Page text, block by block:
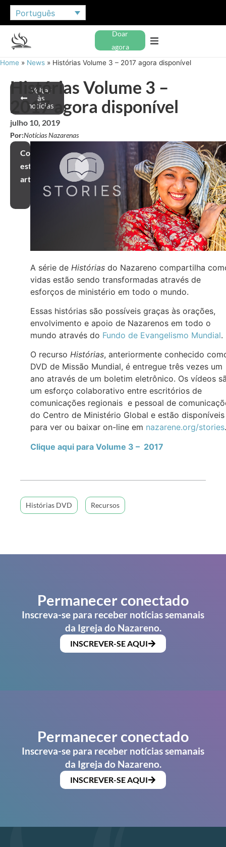
Português
Doar
agora
Home » News » Histórias Volume 3 – 2017 agora disponível
Voltar
às
notícias
Histórias Volume 3 –
2017 agora disponível
julho 10, 2019
Por:Notícias Nazarenas
Compartilhar
este
artigo
A série de Histórias do Nazareno compartilha
vidas estão sendo transformadas através de
esforços de ministério em todo o mundo.
Essas histórias são possíveis graças às orações,
envolvimento e apoio de Nazarenos em todo o
mundo através do Fundo de Evangelismo Mundial.
O recurso Histórias, anteriormente conhecido
DVD de Missão Mundial, é entregue três vezes um
ano através de um boletim eletrônico. Os vídeos
um esforço colaborativo entre escritórios de
comunicações regionais e pessoal de
do Centro de Ministério Global e estão disponíveis
para ver ou baixar on-line em nazarene.org/stories.
Clique aqui para Volume 3 – 2017
Histórias DVD Recursos
Permanecer conectado
Inscreva-se para receber notícias semanais
da Igreja do Nazareno.
INSCREVER-SE AQUI
Permanecer conectado
Inscreva-se para receber notícias semanais
da Igreja do Nazareno.
INSCREVER-SE AQUI